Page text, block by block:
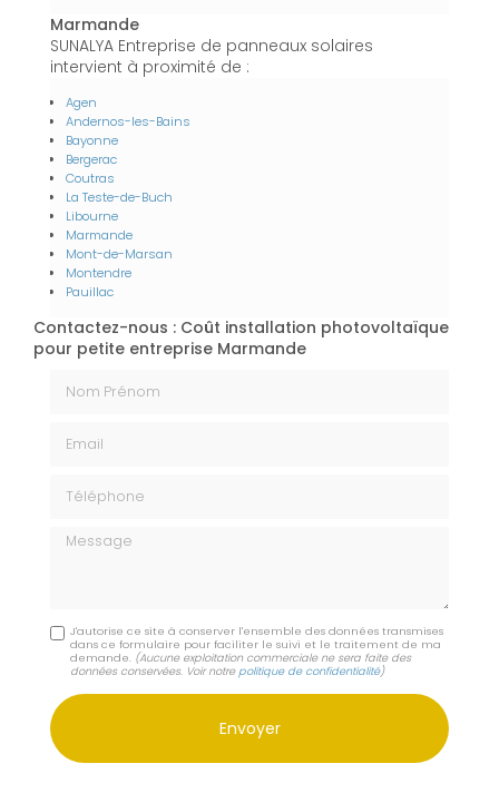
Marmande
SUNALYA Entreprise de panneaux solaires
intervient à proximité de :
Agen
Andernos-les-Bains
Bayonne
Bergerac
Coutras
La Teste-de-Buch
Libourne
Marmande
Mont-de-Marsan
Montendre
Pauillac
Contactez-nous : Coût installation photovoltaïque
pour petite entreprise Marmande
Message
J'autorise ce site à conserver l'ensemble des données transmises
dans ce formulaire pour faciliter le suivi et le traitement de ma
demande. (Aucune exploitation commerciale ne sera faite des
données conservées. Voir notre politique de confidentialité)